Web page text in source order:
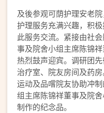
及後参观可荫护理安老
护理服务充满兴趣，积
此服务交流。紧接由社
事及院舍小组主席陈锦
热烈鼓声迎宾。调研团
治疗室、院友房间及药
运动及品嚐院友协助冲
组主席陈锦祥董事及院
制作的纪念品。